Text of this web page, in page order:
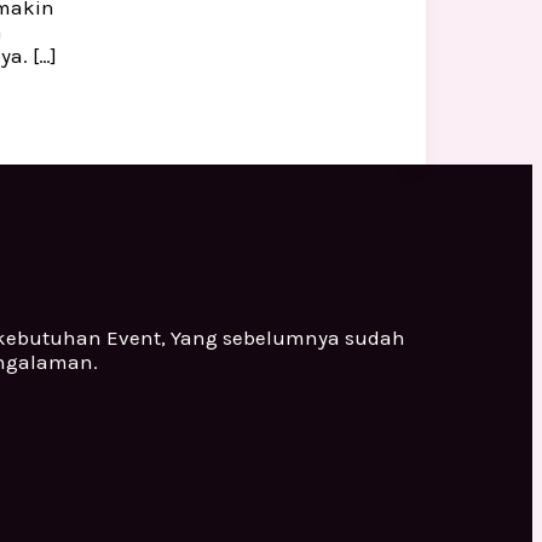
[…]
Event, Yang sebelumnya sudah